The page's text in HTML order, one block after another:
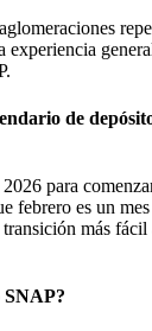
experiencia
de
para
febrero es un
más fácil
SNAP?